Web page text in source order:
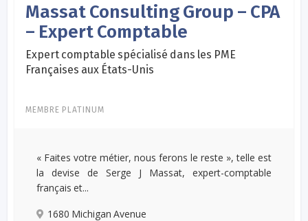
Massat Consulting Group – CPA
– Expert Comptable
Expert comptable spécialisé dans les PME
Françaises aux États-Unis
MEMBRE PLATINUM
« Faites votre métier, nous ferons le reste », telle est
la devise de Serge J Massat, expert-comptable
français et...
1680 Michigan Avenue